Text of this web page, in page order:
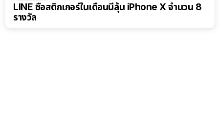
LINE ซื้อสติกเกอร์ในเดือนนี้ลุ้น iPhone X จำนวน 8
รางวัล